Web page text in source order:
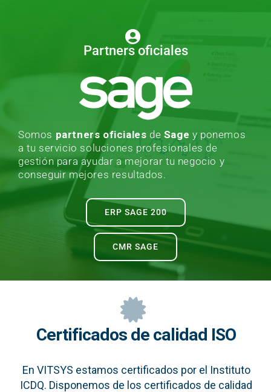
Partners oficiales
Somos partners oficiales de Sage y ponemos
a tu servicio soluciones profesionales de
gestión para ayudar a mejorar tu negocio y
conseguir mejores resultados.
ERP SAGE 200
CMR SAGE
Certificados de calidad ISO
En VITSYS estamos certificados por el Instituto
ICDQ. Disponemos de los certificados de calidad